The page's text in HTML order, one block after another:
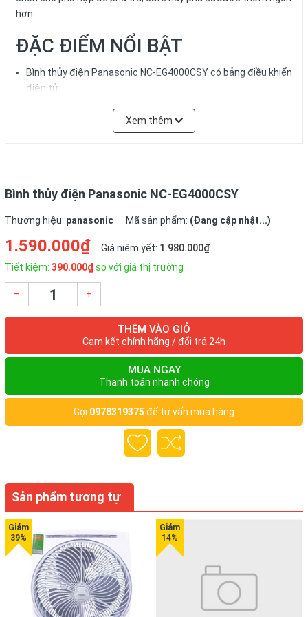
hơn.
ĐẶC ĐIỂM NỔI BẬT
Bình thủy điện Panasonic NC-EG4000CSY có bảng điều khiển
điện tử
Dung tích đun nước 4 lít
CHI TIẾT TÍNH NĂNG
Dung tích 4 lít
Với dung tích 4 lít sẽ phụ vụ tốt nhu cầu sử dụng nước nóng
trong ngày của cả nhà, thoải mái pha các loại thức uống thơm
EG4000CSY có thiết kế tiện dụng với thanh đo mực nước để
người dùng dễ dàng theo dõi và có thể châm nước vào đúng
lúc, nắp bình có thể tháo rời để vệ sinh dễ dàng.
Kiểu dáng gọn gàng với dung tích 4 lít
Lòng bình chống dính
Lòng bình được làm bằng chất liệu bền tốt và tráng than đá
chống dính rất tốt, đảm bảo an toàn cho sức khỏe của người
dùng và không phát sinh chất gây hại khi thường xuyên tiếp
Xem thêm
Bình thủy điện Panasonic NC-EG4000CSY
Thương hiệu: panasonic Mã sản phẩm: (Đang cập nhật...)
1.590.000₫ Giá niêm yết: 1.980.000₫
Tiết kiệm: 390.000₫so với giá thị trường
– +
THÊM VÀO GIỎ
Cam kết chính hãng / đổi trả 24h
MUA NGAY
Thanh toán nhanh chóng
Gọi 0978319375 để tư vấn mua hàng
Sản phẩm tương tự